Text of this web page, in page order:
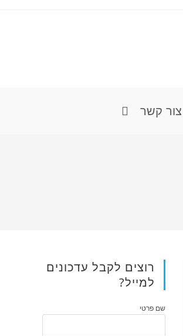
צור קשר
רוצים לקבל עדכונים
למייל?
שם פרטי